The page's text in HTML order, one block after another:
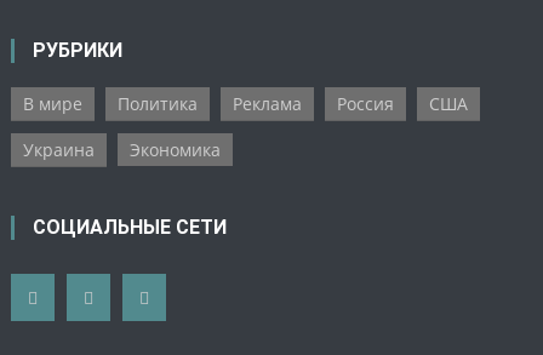
РУБРИКИ
В мире Политика Реклама Россия
США
Украина
Экономика
СОЦИАЛЬНЫЕ СЕТИ